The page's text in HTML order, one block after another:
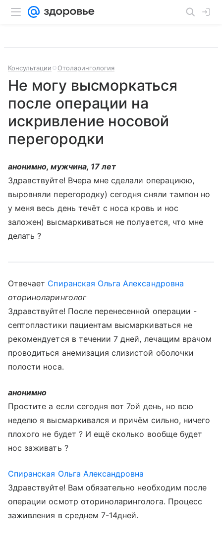
Консультации Отоларингология
Не могу высморкаться
после операции на
искривление носовой
перегородки
анонимно, мужчина, 17 лет
Здравствуйте! Вчера мне сделали операциюю,
выровняли перегородку) сегодня сняли тампон но
у меня весь день течёт с носа кровь и нос
заложен) высмаркиваться не полуается, что мне
делать ?
Отвечает Спиранская Ольга Александровна
оториноларинголог
Здравствуйте! После перенесенной операции -
септопластики пациентам высмаркиваться не
рекомендуется в течении 7 дней, лечащим врачом
проводиться анемизация слизистой оболочки
полости носа.
анонимно
Простите а если сегодня вот 7ой день, но всю
неделю я высмаркивался и причём сильно, ничего
плохого не будет ? И ещё сколько вообще будет
нос заживать ?
Спиранская Ольга Александровна
Здравствуйте! Вам обязательно необходим после
операции осмотр оториноларинголога. Процесс
заживления в среднем 7-14дней.